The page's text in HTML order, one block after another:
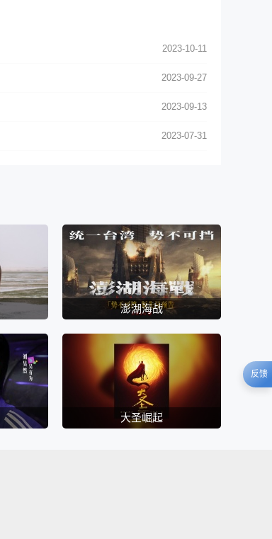
2023-10-11
2023-09-27
2023-09-13
2023-07-31
澎湖海战
大圣崛起
反馈